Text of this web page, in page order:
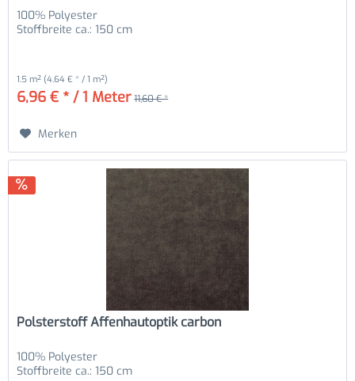
100% Polyester
Stoffbreite ca.: 150 cm
1.5 m² (4,64 € * / 1 m²)
6,96 € * / 1 Meter 11,60 € *
Merken
Polsterstoff Affenhautoptik carbon
100% Polyester
Stoffbreite ca.: 150 cm